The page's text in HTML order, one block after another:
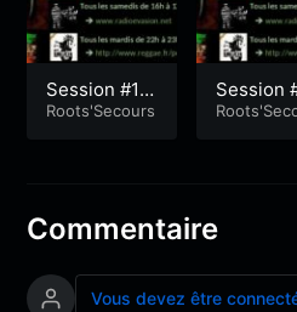
Session #19
6
Roots'Secours
Session
4
Commentaire
Vous devez être